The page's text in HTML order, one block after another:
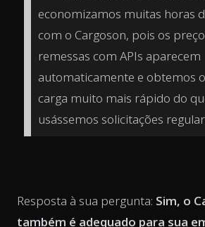
economizamos muitas horas
com o Cargoson, pois os
remessas com APIs aparecem
automaticamente e obtemos
carga muito mais rápido do
usássemos solicitações
Resposta à sua pergunta: Sim, o
também é adequado para sua